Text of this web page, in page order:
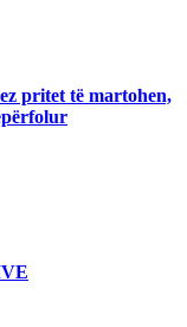
pritet të martohen,